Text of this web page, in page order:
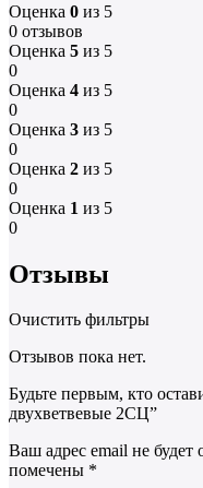
Оценка 0 из 5
0 отзывов
Оценка 5 из 5
0
Оценка 4 из 5
0
Оценка 3 из 5
0
Оценка 2 из 5
0
Оценка 1 из 5
0
Отзывы
Очистить фильтры
Отзывов пока нет.
Будьте первым, кто
двухветвевые 2СЦ”
Ваш адрес email не будет
помечены *